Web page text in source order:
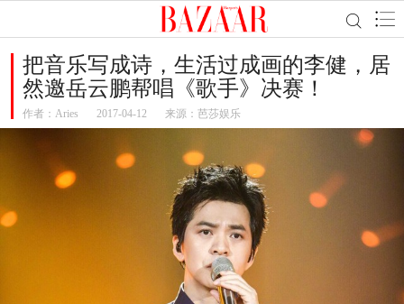
把音乐写成诗，生活过成画的李健，居
然邀岳云鹏帮唱《歌手》决赛！
作者： Aries 2017-04-12 来源：芭莎娱乐